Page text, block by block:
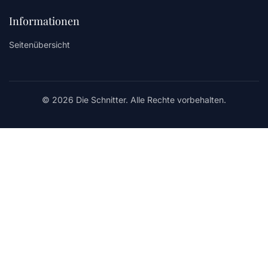
Informationen
Seitenübersicht
© 2026 Die Schnitter. Alle Rechte vorbehalten.